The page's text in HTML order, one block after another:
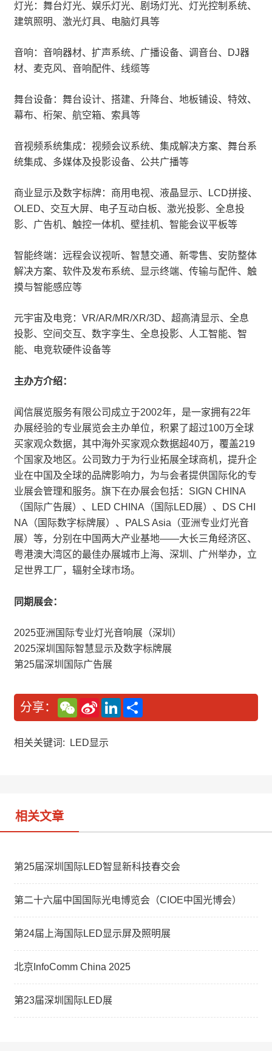
灯光：舞台灯光、娱乐灯光、剧场灯光、灯光控制系统、
建筑照明、激光灯具、电脑灯具等
音响：音响器材、扩声系统、广播设备、调音台、DJ器
材、麦克风、音响配件、线缆等
舞台设备：舞台设计、搭建、升降台、地板铺设、特效、
幕布、桁架、航空箱、索具等
音视频系统集成：视频会议系统、集成解决方案、舞台系
统集成、多媒体及投影设备、公共广播等
商业显示及数字标牌：商用电视、液晶显示、LCD拼接、
OLED、交互大屏、电子互动白板、激光投影、全息投
影、广告机、触控一体机、壁挂机、智能会议平板等
智能终端：远程会议视听、智慧交通、新零售、安防整体
解决方案、软件及发布系统、显示终端、传输与配件、触
摸与智能感应等
元宇宙及电竞：VR/AR/MR/XR/3D、超高清显示、全息
投影、空间交互、数字孪生、全息投影、人工智能、智
能、电竞软硬件设备等
主办方介绍：
闻信展览服务有限公司成立于2002年，是一家拥有22年
办展经验的专业展览会主办单位，积累了超过100万全球
买家观众数据，其中海外买家观众数据超40万，覆盖219
个国家及地区。公司致力于为行业拓展全球商机，提升企
业在中国及全球的品牌影响力，为与会者提供国际化的专
业展会管理和服务。旗下在办展会包括：SIGN CHINA
（国际广告展）、LED CHINA（国际LED展）、DS CHI
NA（国际数字标牌展）、PALS Asia（亚洲专业灯光音
展）等，分别在中国两大产业基地——大长三角经济区、
粤港澳大湾区的最佳办展城市上海、深圳、广州举办，立
足世界工厂，辐射全球市场。
同期展会：
2025亚洲国际专业灯光音响展（深圳）
2025深圳国际智慧显示及数字标牌展
第25届深圳国际广告展
分享：
W
e
C
a
S
n
W
L
n
相关关键词: LED显示
相关文章
第25届深圳国际LED智显新科技春交会
第二十六届中国国际光电博览会（CIOE中国光博会）
第24届上海国际LED显示屏及照明展
北京InfoComm China 2025
第23届深圳国际LED展